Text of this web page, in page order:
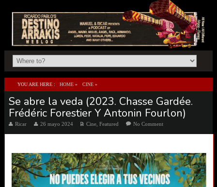
YOU ARE HERE : HOME » CINE »
SE ABRE LA VEDA (2023. CHASSE GARDÉE. FRÉDÉRIC FORESTIER Y ANTONIN
FOURLON)
Se abre la veda (2023. Chasse Gardée.
Frédéric Forestier Y Antonin Fourlon)
Ricar 26 mayo 2024 Cine, Featured No Comment